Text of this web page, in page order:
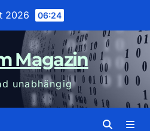
2026 06:24
Magazin
unabhängig